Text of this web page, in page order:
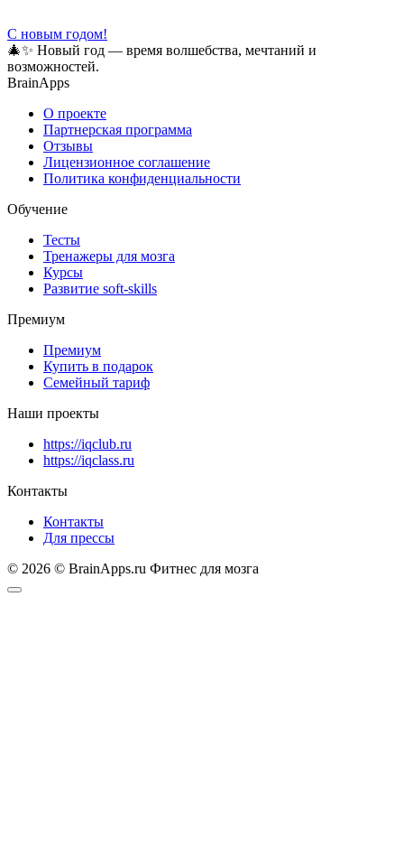
С новым годом!
🎄✨ Новый год — время волшебства, мечтаний и
возможностей.
BrainApps
О проекте
Партнерская программа
Отзывы
Лицензионное соглашение
Политика конфиденциальности
Обучение
Тесты
Тренажеры для мозга
Курсы
Развитие soft-skills
Премиум
Премиум
Купить в подарок
Семейный тариф
Наши проекты
https://iqclub.ru
https://iqclass.ru
Контакты
Контакты
Для прессы
© 2026 © BrainApps.ru Фитнес для мозга